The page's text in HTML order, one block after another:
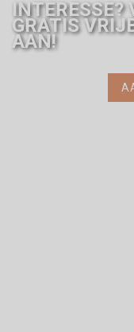
INTERESSE?
GRATIS
AAN!